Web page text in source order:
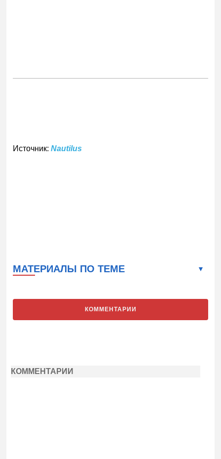
Источник:Nautilus
МАТЕРИАЛЫ ПО ТЕМЕ
КОММЕНТАРИИ
КОММЕНТАРИИ